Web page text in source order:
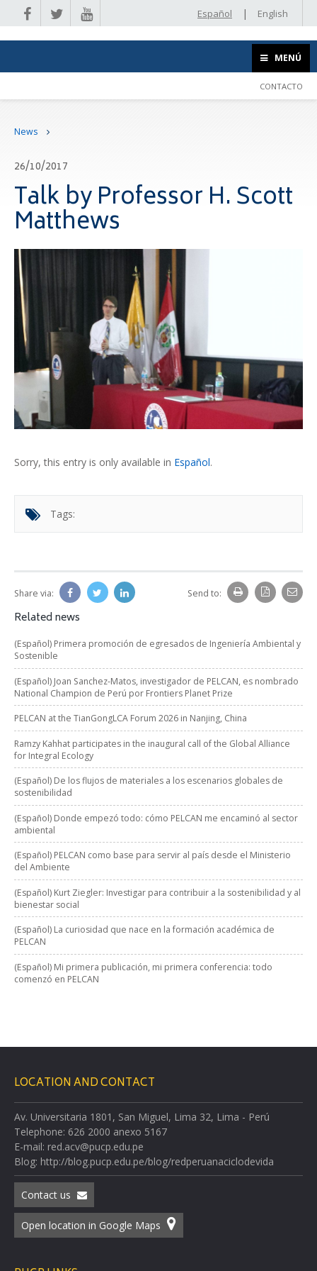
Español | English
MENÚ
CONTACTO
News
26/10/2017
Talk by Professor H. Scott
Matthews
Sorry, this entry is only available in Español.
Tags:
Share via: Send to:
Related news
(Español) Primera promoción de egresados de Ingeniería Ambiental y
Sostenible
(Español) Joan Sanchez-Matos, investigador de PELCAN, es nombrado
National Champion de Perú por Frontiers Planet Prize
PELCAN at the TianGongLCA Forum 2026 in Nanjing, China
Ramzy Kahhat participates in the inaugural call of the Global Alliance
for Integral Ecology
(Español) De los flujos de materiales a los escenarios globales de
sostenibilidad
(Español) Donde empezó todo: cómo PELCAN me encaminó al sector
ambiental
(Español) PELCAN como base para servir al país desde el Ministerio
del Ambiente
(Español) Kurt Ziegler: Investigar para contribuir a la sostenibilidad y al
bienestar social
(Español) La curiosidad que nace en la formación académica de
PELCAN
(Español) Mi primera publicación, mi primera conferencia: todo
comenzó en PELCAN
LOCATION AND CONTACT
Av. Universitaria 1801, San Miguel, Lima 32, Lima - Perú
Telephone: 626 2000 anexo 5167
E-mail: red.acv@pucp.edu.pe
Blog: http://blog.pucp.edu.pe/blog/redperuanaciclodevida
Contact us
Open location in Google Maps